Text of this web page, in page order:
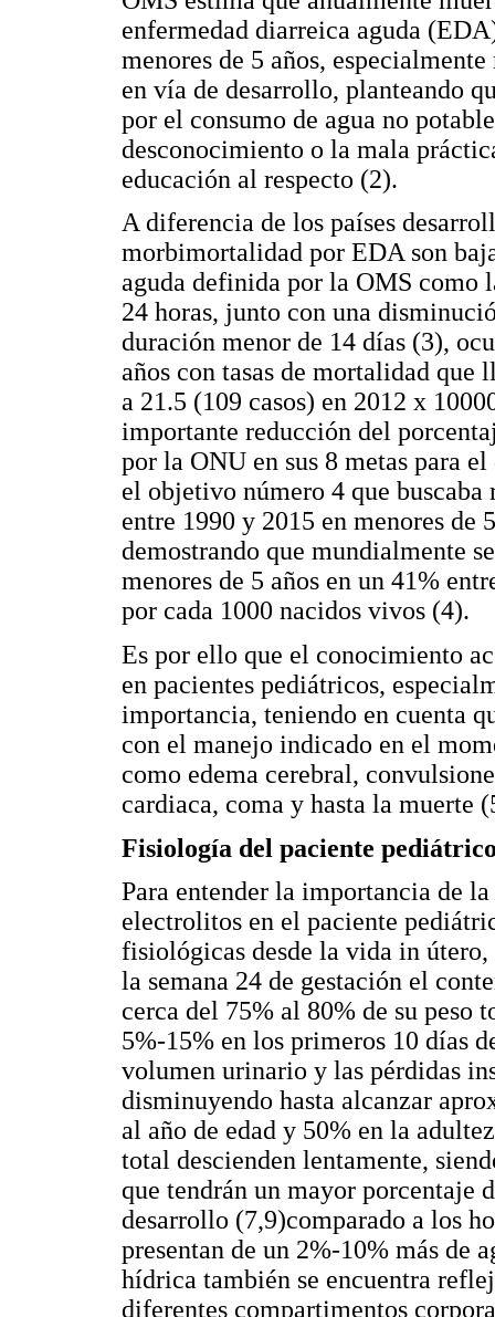
enfermedad diarreica aguda
menores de 5 años,
en vía de desarrollo, planteando
por el consumo de agua no
desconocimiento o la mala
educación al respecto (2).
A diferencia de los países
morbimortalidad por EDA son
aguda definida por la OMS como
24 horas, junto con una
duración menor de 14 días (3),
años con tasas de mortalidad que
a 21.5 (109 casos) en 2012 x
importante reducción del
por la ONU en sus 8 metas para
el objetivo número 4 que buscaba
entre 1990 y 2015 en menores de
demostrando que mundialmente
menores de 5 años en un 41%
por cada 1000 nacidos vivos (4).
Es por ello que el conocimiento
en pacientes pediátricos,
importancia, teniendo en cuenta
con el manejo indicado en el
como edema cerebral,
cardiaca, coma y hasta la muerte
Fisiología del paciente
Para entender la importancia de
electrolitos en el paciente
fisiológicas desde la vida in
la semana 24 de gestación el
cerca del 75% al 80% de su peso
5%-15% en los primeros 10 días
volumen urinario y las pérdidas
disminuyendo hasta alcanzar
al año de edad y 50% en la
total descienden lentamente,
que tendrán un mayor porcentaje
desarrollo (7,9)comparado a los
presentan de un 2%-10% más de
hídrica también se encuentra
diferentes compartimentos